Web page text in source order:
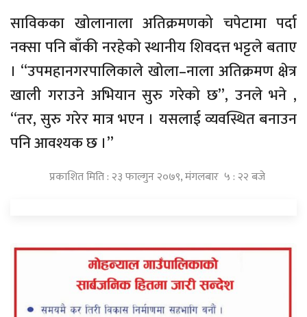
साविकका खोलानाला अतिक्रमणको चपेटामा पर्दा
नक्सा पनि बाँकी नरहेको स्थानीय शिवदत्त भट्टले बताए
। “उपमहानगरपालिकाले खोला–नाला अतिक्रमण क्षेत्र
खाली गराउने अभियान सुरु गरेको छ”, उनले भने ,
“तर, सुरु गरेर मात्र भएन । यसलाई व्यवस्थित बनाउन
पनि आवश्यक छ ।”
प्रकाशित मिति : २३ फाल्गुन २०७९, मंगलबार ५ : २२ बजे